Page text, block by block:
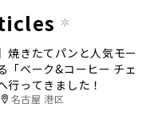
焼きたてパンと人気モー
「ベーク&コーヒー チェ
行ってきました！
名古屋 港区